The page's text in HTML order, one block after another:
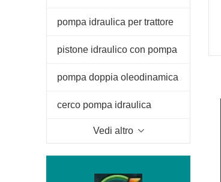
pompa idraulica per trattore
fiat
pistone idraulico con pompa
manuale
pompa doppia oleodinamica
per spaccalegna
cerco pompa idraulica
Vedi altro